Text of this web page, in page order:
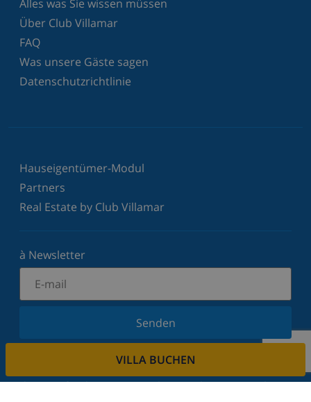
VILLA BUCHEN
Alles was Sie wissen müssen
Über Club Villamar
FAQ
Was unsere Gäste sagen
Datenschutzrichtlinie
Hauseigentümer-Modul
Partners
Real Estate by Club Villamar
à Newsletter
Senden
Melden Sie sich für unseren Newsletter an und
dem Laufenden. Wir respektieren Ihre Privatsphäre.